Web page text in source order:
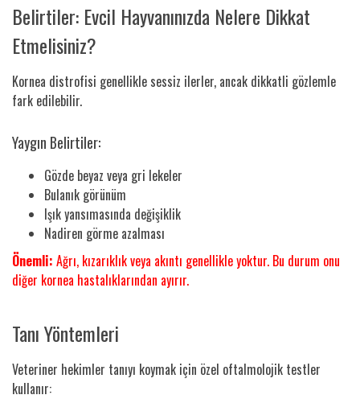
Belirtiler: Evcil Hayvanınızda Nelere Dikkat
Etmelisiniz?
Kornea distrofisi genellikle sessiz ilerler, ancak dikkatli gözlemle
fark edilebilir.
Yaygın Belirtiler:
Gözde beyaz veya gri lekeler
Bulanık görünüm
Işık yansımasında değişiklik
Nadiren görme azalması
Önemli: Ağrı, kızarıklık veya akıntı genellikle yoktur. Bu durum onu
diğer kornea hastalıklarından ayırır.
Tanı Yöntemleri
Veteriner hekimler tanıyı koymak için özel oftalmolojik testler
kullanır: